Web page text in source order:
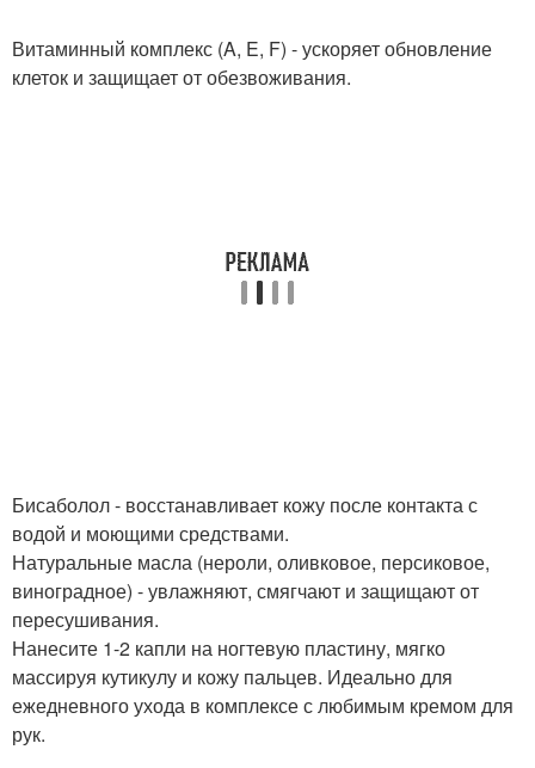
Витаминный комплекс (A, E, F) - ускоряет обновление
клеток и защищает от обезвоживания.
Бисаболол - восстанавливает кожу после контакта с
водой и моющими средствами.
Натуральные масла (нероли, оливковое, персиковое,
виноградное) - увлажняют, смягчают и защищают от
пересушивания.
Нанесите 1-2 капли на ногтевую пластину, мягко
массируя кутикулу и кожу пальцев. Идеально для
ежедневного ухода в комплексе с любимым кремом для
рук.